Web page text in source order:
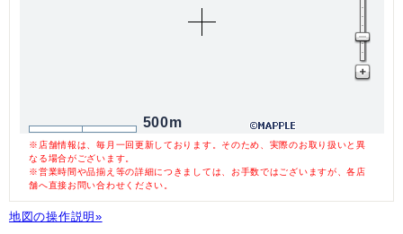
500m
※店舗情報は、毎月一回更新しております。そのため、実際のお取り扱いと異
なる場合がございます。
※営業時間や品揃え等の詳細につきましては、お手数ではございますが、各店
舗へ直接お問い合わせください。
地図の操作説明»